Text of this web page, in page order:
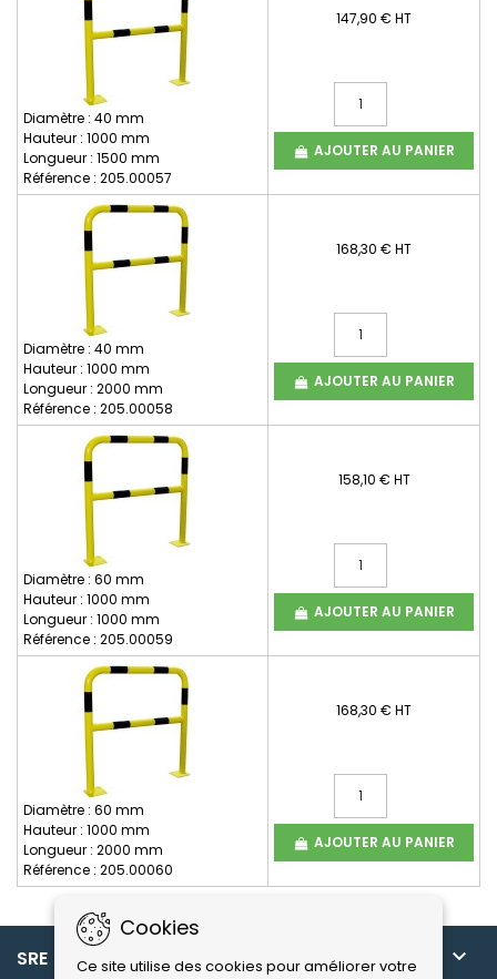
Diamètre : 40 mm
Hauteur : 1000 mm
Longueur : 1500 mm
Référence : 205.00057
147,90 € HT
AJOUTER AU PANIER
Diamètre : 40 mm
Hauteur : 1000 mm
Longueur : 2000 mm
Référence : 205.00058
168,30 € HT
AJOUTER AU PANIER
Diamètre : 60 mm
Hauteur : 1000 mm
Longueur : 1000 mm
Référence : 205.00059
158,10 € HT
AJOUTER AU PANIER
Diamètre : 60 mm
Hauteur : 1000 mm
Longueur : 2000 mm
Référence : 205.00060
168,30 € HT
AJOUTER AU PANIER
SRE 
Cookies
Ce site utilise des cookies pour améliorer votre